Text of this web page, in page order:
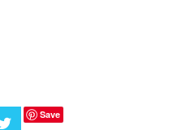
Save